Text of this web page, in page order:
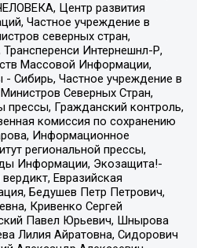
Центр развития
Частное учреждение в
северных стран,
Интернешнл-Р,
Массовой Информации,
- Сибирь, Частное учреждение в
Северных Стран,
Гражданский контроль,
комиссия по сохранению
Информационное
региональной прессы,
Информации, Экозащита!-
Евразийская
Бедушев Петр Петрович,
Кривенко Сергей
Павел Юрьевич, Шнырова
Лилия Айратовна, Сидорович